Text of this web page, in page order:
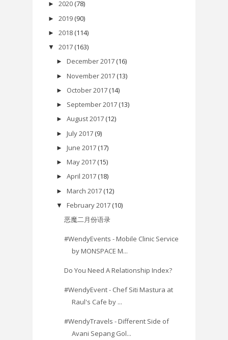
► 2020 (78)
► 2019 (90)
► 2018 (114)
▼ 2017 (163)
► December 2017 (16)
► November 2017 (13)
► October 2017 (14)
► September 2017 (13)
► August 2017 (12)
► July 2017 (9)
► June 2017 (17)
► May 2017 (15)
► April 2017 (18)
► March 2017 (12)
▼ February 2017 (10)
恶魔二月份语录
#WendyEvents - Mobile Clinic Service
by MONSPACE M...
Do You Need A Relationship Index?
#WendyEvent - Chef Siti Mastura at
Raul's Cafe by ...
#WendyTravels - Different Side of
Avani Sepang Gol...